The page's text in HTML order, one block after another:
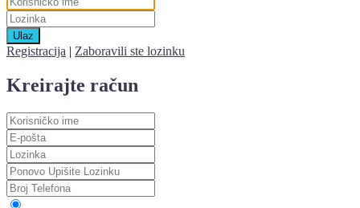
Ulaz
Registracija | Zaboravili ste lozinku
Kreirajte račun